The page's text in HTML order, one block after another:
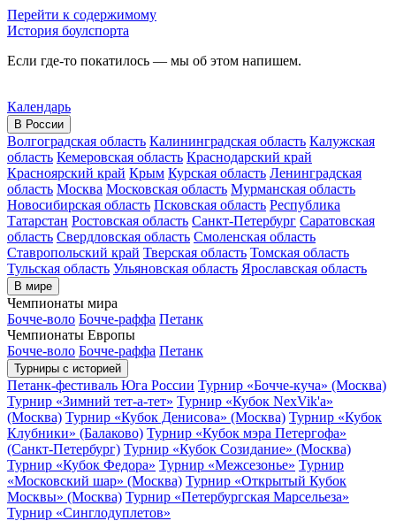
Перейти к содержимому
История боулспорта
Если где-то покатилось — мы об этом напишем.
Календарь
В России
Волгоградская область Калининградская область Калужская
область Кемеровская область Краснодарский край
Красноярский край Крым Курская область Ленинградская
область Москва Московская область Мурманская область
Новосибирская область Псковская область Республика
Татарстан Ростовская область Санкт-Петербург Саратовская
область Свердловская область Смоленская область
Ставропольский край Тверская область Томская область
Тульская область Ульяновская область Ярославская область
В мире
Чемпионаты мира
Бочче-воло Бочче-раффа Петанк
Чемпионаты Европы
Бочче-воло Бочче-раффа Петанк
Турниры с историей
Петанк-фестиваль Юга России Турнир «Бочче-куча» (Москва)
Турнир «Зимний тет-а-тет» Турнир «Кубок NexVik'a»
(Москва) Турнир «Кубок Денисова» (Москва) Турнир «Кубок
Клубники» (Балаково) Турнир «Кубок мэра Петергофа»
(Санкт-Петербург) Турнир «Кубок Созидание» (Москва)
Турнир «Кубок Федора» Турнир «Межсезонье» Турнир
«Московский шар» (Москва) Турнир «Открытый Кубок
Москвы» (Москва) Турнир «Петербургская Марсельеза»
Турнир «Синглодуплетов»